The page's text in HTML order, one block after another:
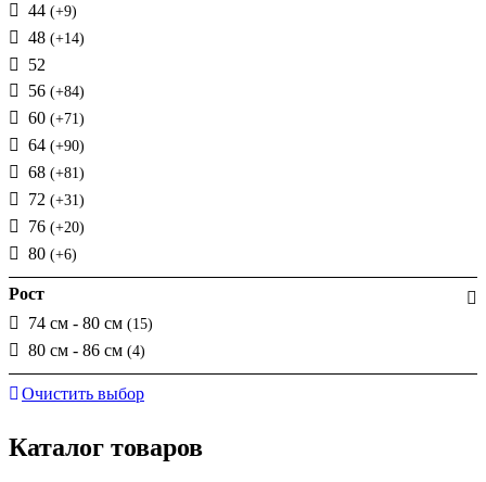
44 (+9)
48 (+14)
52
56 (+84)
60 (+71)
64 (+90)
68 (+81)
72 (+31)
76 (+20)
80 (+6)
Рост
74 см - 80 см (15)
80 см - 86 см (4)
Очистить выбор
Каталог товаров